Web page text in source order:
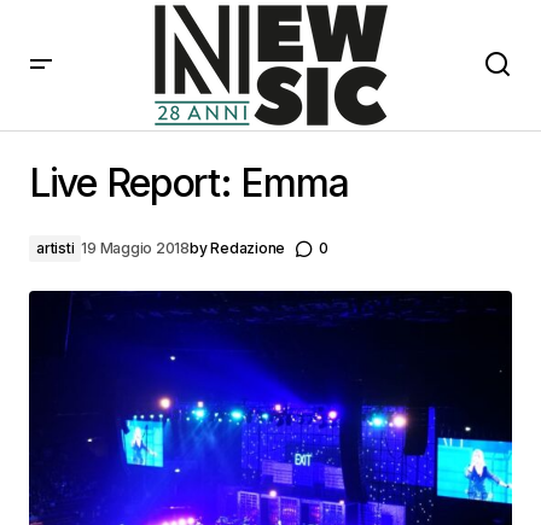
Live Report: Emma
artisti 19 Maggio 2018byRedazione 0